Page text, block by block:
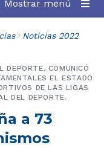
Mostrar menú
Noticias 2022
a 73
DEPORTE, COMUNICÓ
EL ESTADO
DE LAS LIGAS
DEL DEPORTE.